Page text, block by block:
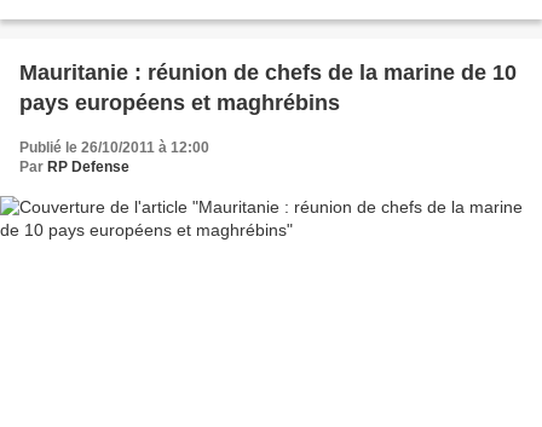
Mauritanie : réunion de chefs de la marine de 10
pays européens et maghrébins
Publié le 26/10/2011 à 12:00
Par RP Defense